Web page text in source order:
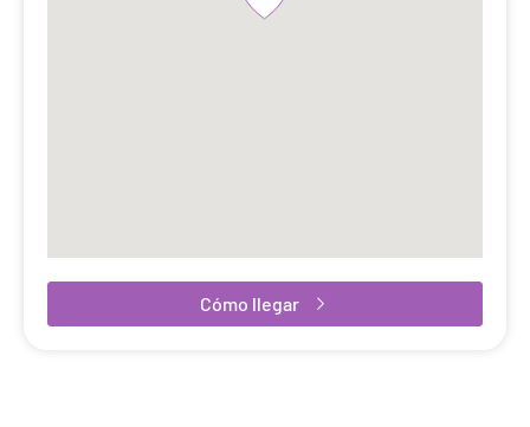
Cómo llegar